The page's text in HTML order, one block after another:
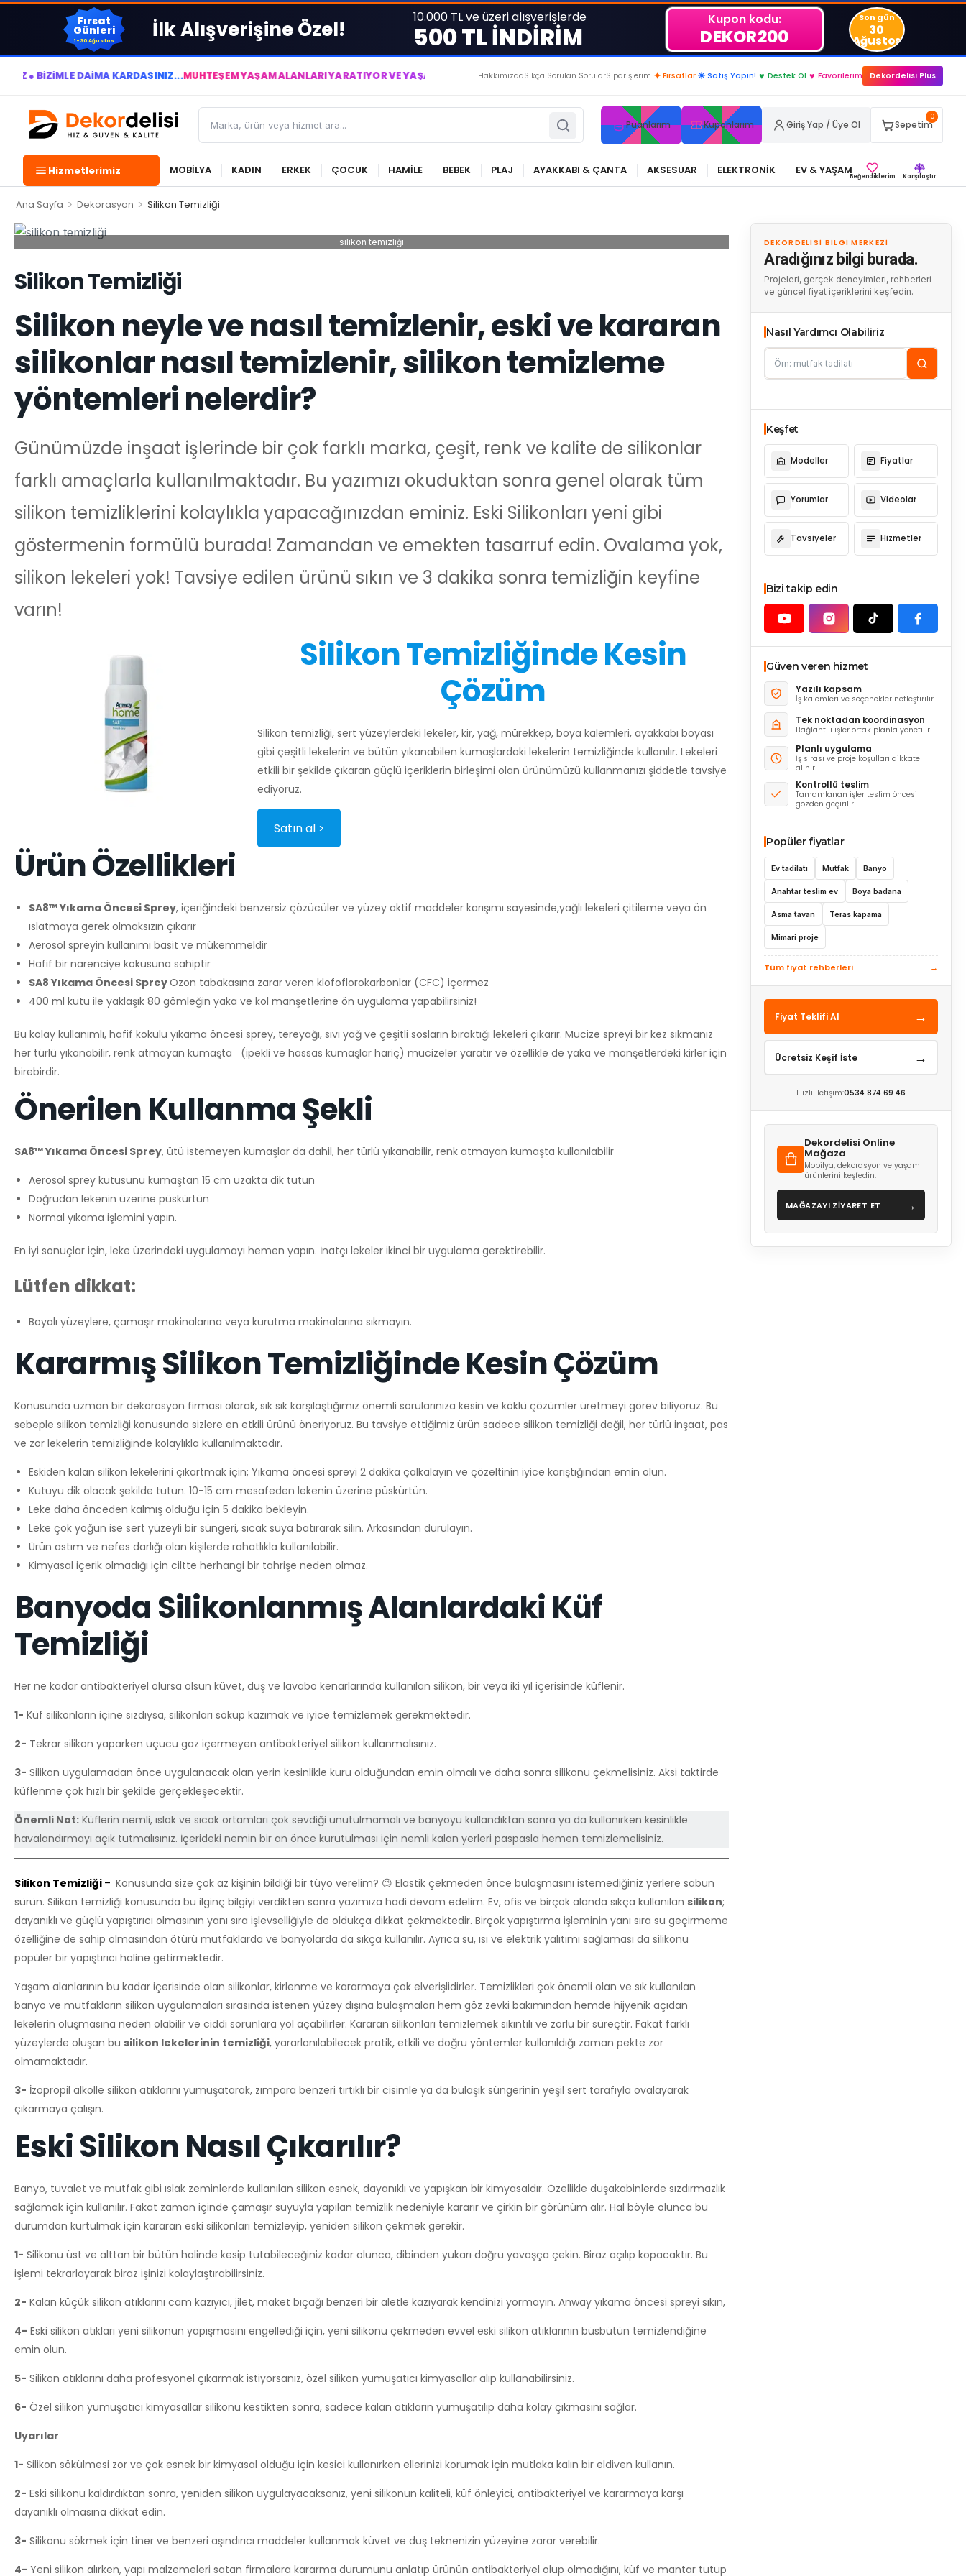
Fırsat
Günleri
1-30 Ağustos İlk Alışverişine Özel! 10.000 TL ve üzeri alışverişlerde
500 TL İNDİRİM
Kupon kodu:
DEKOR200
Son gün
30
Ağustos
BİZİMLE DAİMA KÂRDASINIZ...MUHTEŞEM YAŞAM ALANLARI YARATIYOR VE YAŞATIYORUZ ● BİZİMLE DAİMA KÂRDASINIZ...
HakkımızdaSıkça Sorulan SorularSiparişlerim ✦ Fırsatlar ☀ Satış Yapın! ♥ Destek Ol ♥ Favorilerim Dekordelisi Plus
Puanlarım Kuponlarım Giriş Yap / Üye Ol
0
Sepetim
Hizmetlerimiz MOBİLYA KADIN ERKEK ÇOCUK HAMİLE BEBEK PLAJ AYAKKABI & ÇANTA AKSESUAR ELEKTRONİK EV & YAŞAMBeğendiklerim Karşılaştır
Ana Sayfa > Dekorasyon > Silikon Temizliği
DEKORDELISI BILGI MERKEZI
Aradığınız bilgi burada.
Projeleri, gerçek deneyimleri, rehberleri
ve güncel fiyat içeriklerini keşfedin.
Nasıl Yardımcı Olabiliriz
Keşfet
Modeller Fiyatlar
Yorumlar Videolar
Tavsiyeler Hizmetler
Bizi takip edin
Güven veren hizmet
Yazılı kapsam
İş kalemleri ve seçenekler netleştirilir.
Tek noktadan koordinasyon
Bağlantılı işler ortak planla yönetilir.
Planlı uygulama
İş sırası ve proje koşulları dikkate
alınır.
Kontrollü teslim
Tamamlanan işler teslim öncesi
gözden geçirilir.
Popüler fiyatlar
Ev tadilatı Mutfak Banyo
Anahtar teslim ev Boya badana
Asma tavan Teras kapama
Mimari proje
Tüm fiyat rehberleri →
Fiyat Teklifi Al →
Ücretsiz Keşif İste →
Hızlı iletişim:0534 874 69 46
Dekordelisi Online
Mağaza
Mobilya, dekorasyon ve yaşam
ürünlerini keşfedin.
MAĞAZAYI ZİYARET ET →
silikon temizliği
Silikon Temizliği
Silikon neyle ve nasıl temizlenir, eski ve kararan
silikonlar nasıl temizlenir, silikon temizleme
yöntemleri nelerdir?
Günümüzde inşaat işlerinde bir çok farklı marka, çeşit, renk ve kalite de silikonlar
farklı amaçlarla kullanılmaktadır. Bu yazımızı okuduktan sonra genel olarak tüm
silikon temizliklerini kolaylıkla yapacağınızdan eminiz. Eski Silikonları yeni gibi
göstermenin formülü burada! Zamandan ve emekten tasarruf edin. Ovalama yok,
silikon lekeleri yok! Tavsiye edilen ürünü sıkın ve 3 dakika sonra temizliğin keyfine
varın!
Silikon Temizliğinde Kesin
Çözüm
Silikon temizliği, sert yüzeylerdeki lekeler, kir, yağ, mürekkep, boya kalemleri, ayakkabı boyası
gibi çeşitli lekelerin ve bütün yıkanabilen kumaşlardaki lekelerin temizliğinde kullanılır. Lekeleri
etkili bir şekilde çıkaran güçlü içeriklerin birleşimi olan ürünümüzü kullanmanızı şiddetle tavsiye
ediyoruz.
Satın al >
Ürün Özellikleri
SA8™ Yıkama Öncesi Sprey, içeriğindeki benzersiz çözücüler ve yüzey aktif maddeler karışımı sayesinde,yağlı lekeleri çitileme veya ön
ıslatmaya gerek olmaksızın çıkarır
Aerosol spreyin kullanımı basit ve mükemmeldir
Hafif bir narenciye kokusuna sahiptir
SA8 Yıkama Öncesi SpreyOzon tabakasına zarar veren klofoflorokarbonlar (CFC) içermez
400 ml kutu ile yaklaşık 80 gömleğin yaka ve kol manşetlerine ön uygulama yapabilirsiniz!
Bu kolay kullanımlı, hafif kokulu yıkama öncesi sprey, tereyağı, sıvı yağ ve çeşitli sosların bıraktığı lekeleri çıkarır. Mucize spreyi bir kez sıkmanız
her türlü yıkanabilir, renk atmayan kumaşta (ipekli ve hassas kumaşlar hariç) mucizeler yaratır ve özellikle de yaka ve manşetlerdeki kirler için
birebirdir.
Önerilen Kullanma Şekli
SA8™ Yıkama Öncesi Sprey, ütü istemeyen kumaşlar da dahil, her türlü yıkanabilir, renk atmayan kumaşta kullanılabilir
Aerosol sprey kutusunu kumaştan 15 cm uzakta dik tutun
Doğrudan lekenin üzerine püskürtün
Normal yıkama işlemini yapın.
En iyi sonuçlar için, leke üzerindeki uygulamayı hemen yapın. İnatçı lekeler ikinci bir uygulama gerektirebilir.
Lütfen dikkat:
Boyalı yüzeylere, çamaşır makinalarına veya kurutma makinalarına sıkmayın.
Kararmış Silikon Temizliğinde Kesin Çözüm
Konusunda uzman bir dekorasyon firması olarak, sık sık karşılaştığımız önemli sorularınıza kesin ve köklü çözümler üretmeyi görev biliyoruz. Bu
sebeple silikon temizliği konusunda sizlere en etkili ürünü öneriyoruz. Bu tavsiye ettiğimiz ürün sadece silikon temizliği değil, her türlü inşaat, pas
ve zor lekelerin temizliğinde kolaylıkla kullanılmaktadır.
Eskiden kalan silikon lekelerini çıkartmak için; Yıkama öncesi spreyi 2 dakika çalkalayın ve çözeltinin iyice karıştığından emin olun.
Kutuyu dik olacak şekilde tutun. 10-15 cm mesafeden lekenin üzerine püskürtün.
Leke daha önceden kalmış olduğu için 5 dakika bekleyin.
Leke çok yoğun ise sert yüzeyli bir süngeri, sıcak suya batırarak silin. Arkasından durulayın.
Ürün astım ve nefes darlığı olan kişilerde rahatlıkla kullanılabilir.
Kimyasal içerik olmadığı için ciltte herhangi bir tahrişe neden olmaz.
Banyoda Silikonlanmış Alanlardaki Küf
Temizliği
Her ne kadar antibakteriyel olursa olsun küvet, duş ve lavabo kenarlarında kullanılan silikon, bir veya iki yıl içerisinde küflenir.
1- Küf silikonların içine sızdıysa, silikonları söküp kazımak ve iyice temizlemek gerekmektedir.
2- Tekrar silikon yaparken uçucu gaz içermeyen antibakteriyel silikon kullanmalısınız.
3- Silikon uygulamadan önce uygulanacak olan yerin kesinlikle kuru olduğundan emin olmalı ve daha sonra silikonu çekmelisiniz. Aksi taktirde
küflenme çok hızlı bir şekilde gerçekleşecektir.
Önemli Not: Küflerin nemli, ıslak ve sıcak ortamları çok sevdiği unutulmamalı ve banyoyu kullandıktan sonra ya da kullanırken kesinlikle
havalandırmayı açık tutmalısınız. İçerideki nemin bir an önce kurutulması için nemli kalan yerleri paspasla hemen temizlemelisiniz.
Silikon Temizliği – Konusunda size çok az kişinin bildiği bir tüyo verelim? 😉 Elastik çekmeden önce bulaşmasını istemediğiniz yerlere sabun
sürün. Silikon temizliği konusunda bu ilginç bilgiyi verdikten sonra yazımıza hadi devam edelim. Ev, ofis ve birçok alanda sıkça kullanılan silikon;
dayanıklı ve güçlü yapıştırıcı olmasının yanı sıra işlevselliğiyle de oldukça dikkat çekmektedir. Birçok yapıştırma işleminin yanı sıra su geçirmeme
özelliğine de sahip olmasından ötürü mutfaklarda ve banyolarda da sıkça kullanılır. Ayrıca su, ısı ve elektrik yalıtımı sağlaması da silikonu
popüler bir yapıştırıcı haline getirmektedir.
Yaşam alanlarının bu kadar içerisinde olan silikonlar, kirlenme ve kararmaya çok elverişlidirler. Temizlikleri çok önemli olan ve sık kullanılan
banyo ve mutfakların silikon uygulamaları sırasında istenen yüzey dışına bulaşmaları hem göz zevki bakımından hemde hijyenik açıdan
lekelerin oluşmasına neden olabilir ve ciddi sorunlara yol açabilirler. Kararan silikonları temizlemek sıkıntılı ve zorlu bir süreçtir. Fakat farklı
yüzeylerde oluşan bu silikon lekelerinin temizliği, yararlanılabilecek pratik, etkili ve doğru yöntemler kullanıldığı zaman pekte zor
olmamaktadır.
3- İzopropil alkolle silikon atıklarını yumuşatarak, zımpara benzeri tırtıklı bir cisimle ya da bulaşık süngerinin yeşil sert tarafıyla ovalayarak
çıkarmaya çalışın.
Eski Silikon Nasıl Çıkarılır?
Banyo, tuvalet ve mutfak gibi ıslak zeminlerde kullanılan silikon esnek, dayanıklı ve yapışkan bir kimyasaldır. Özellikle duşakabinlerde sızdırmazlık
sağlamak için kullanılır. Fakat zaman içinde çamaşır suyuyla yapılan temizlik nedeniyle kararır ve çirkin bir görünüm alır. Hal böyle olunca bu
durumdan kurtulmak için kararan eski silikonları temizleyip, yeniden silikon çekmek gerekir.
1- Silikonu üst ve alttan bir bütün halinde kesip tutabileceğiniz kadar olunca, dibinden yukarı doğru yavaşça çekin. Biraz açılıp kopacaktır. Bu
işlemi tekrarlayarak biraz işinizi kolaylaştırabilirsiniz.
2- Kalan küçük silikon atıklarını cam kazıyıcı, jilet, maket bıçağı benzeri bir aletle kazıyarak kendinizi yormayın. Anway yıkama öncesi spreyi sıkın,
4- Eski silikon atıkları yeni silikonun yapışmasını engellediği için, yeni silikonu çekmeden evvel eski silikon atıklarının büsbütün temizlendiğine
emin olun.
5- Silikon atıklarını daha profesyonel çıkarmak istiyorsanız, özel silikon yumuşatıcı kimyasallar alıp kullanabilirsiniz.
6- Özel silikon yumuşatıcı kimyasallar silikonu kestikten sonra, sadece kalan atıkların yumuşatılıp daha kolay çıkmasını sağlar.
Uyarılar
1- Silikon sökülmesi zor ve çok esnek bir kimyasal olduğu için kesici kullanırken ellerinizi korumak için mutlaka kalın bir eldiven kullanın.
2- Eski silikonu kaldırdıktan sonra, yeniden silikon uygulayacaksanız, yeni silikonun kaliteli, küf önleyici, antibakteriyel ve kararmaya karşı
dayanıklı olmasına dikkat edin.
3- Silikonu sökmek için tiner ve benzeri aşındırıcı maddeler kullanmak küvet ve duş teknenizin yüzeyine zarar verebilir.
4- Yeni silikon alırken, yapı malzemeleri satan firmalara kararma durumunu anlatıp ürünün antibakteriyel olup olmadığını, küf ve mantar tutup